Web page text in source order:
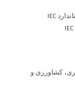
کشاورزی و